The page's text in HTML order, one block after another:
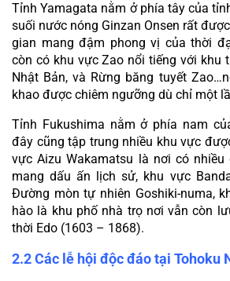
Tỉnh Yamagata nằm ở phía tây của
suối nước nóng Ginzan Onsen rất
gian mang đậm phong vị của thời
còn có khu vực Zao nổi tiếng với khu
Nhật Bản, và Rừng băng tuyết
khao được chiêm ngưỡng dù chỉ một
Tỉnh Fukushima nằm ở phía nam
đây cũng tập trung nhiều khu vực
vực Aizu Wakamatsu là nơi có
mang dấu ấn lịch sử, khu vực
Đường mòn tự nhiên Goshiki-numa,
hào là khu phố nhà trọ nơi vẫn còn
thời Edo (1603 – 1868).
2.2 Các lễ hội độc đáo tại Tohoku